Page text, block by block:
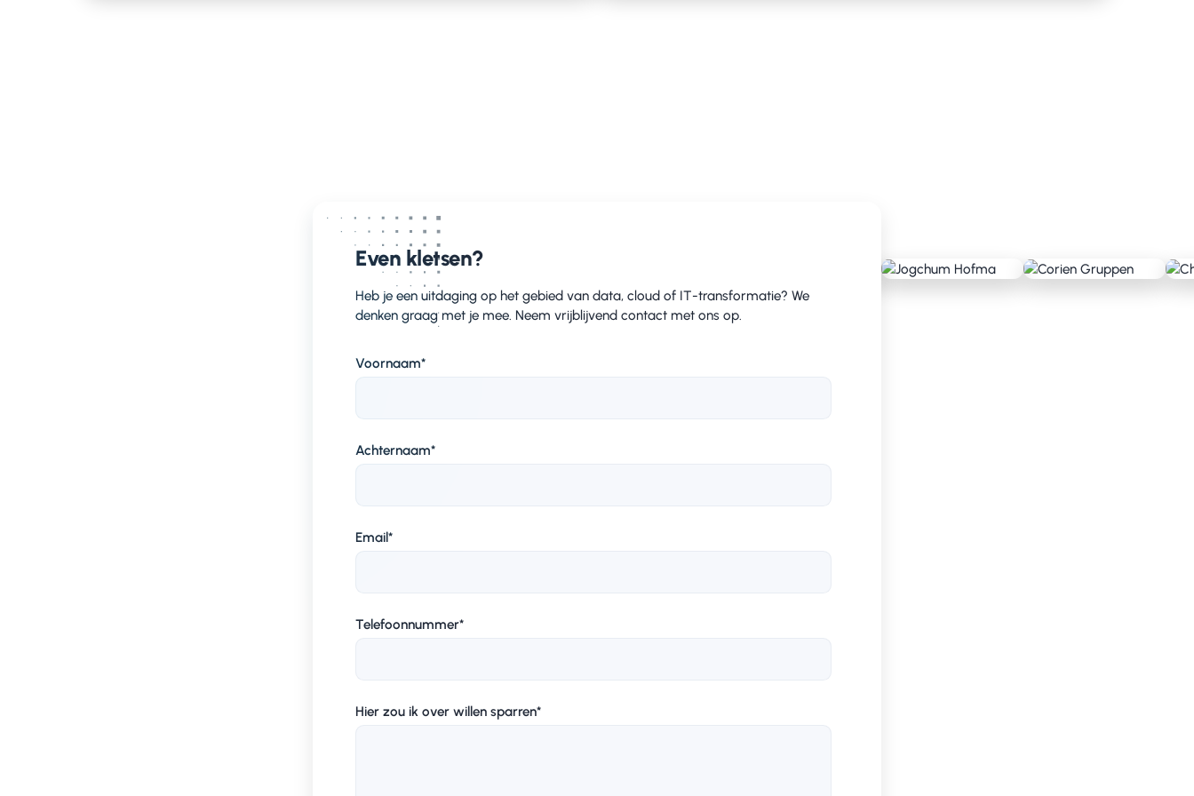
’'TeamValue heeft ons geholpen in de transitie naar de Azure Cloud. Met de hulp van Hendrik en
Anton is het ons gelukt om deze manier van werken te implementeren en tot het uiteindelijke
resultaat te komen: een gestandaardiseerd, schaalbaar en onderhoudbaar platform dat voldoet
aan alle security- en ISO-normen'’.
Even kletsen?
Heb je een uitdaging op het gebied van data, cloud of IT-transformatie? We
denken graag met je mee. Neem vrijblijvend contact met ons op.
Voornaam*
Achternaam*
Email*
Telefoonnummer*
Hier zou ik over willen sparren*